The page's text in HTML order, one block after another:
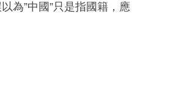
為”中國”只是指國籍，應